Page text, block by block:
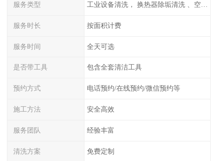
服务类型 工业设备清洗， 换热器除垢清洗 、空调清洗等
服务时长 按面积计费
服务时间 全天可选
是否带工具 包含全套清洁工具
预约方式 电话预约/在线预约/微信预约等
施工方法 安全高效
服务团队 经验丰富
清洗方案 免费定制